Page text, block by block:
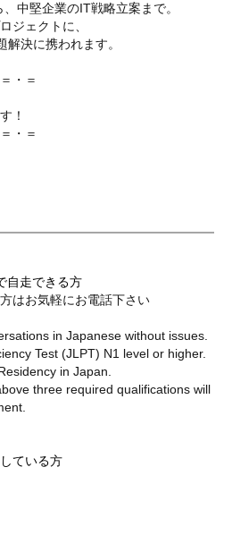
中堅企業のIT戦略立案まで。
ジェクトに、
解決に携われます。
・＝
！
・＝
自走できる方
はお気軽にお電話下さい
in Japanese without issues.
Test (JLPT) N1 level or higher.
in Japan.
three required qualifications will
ている方